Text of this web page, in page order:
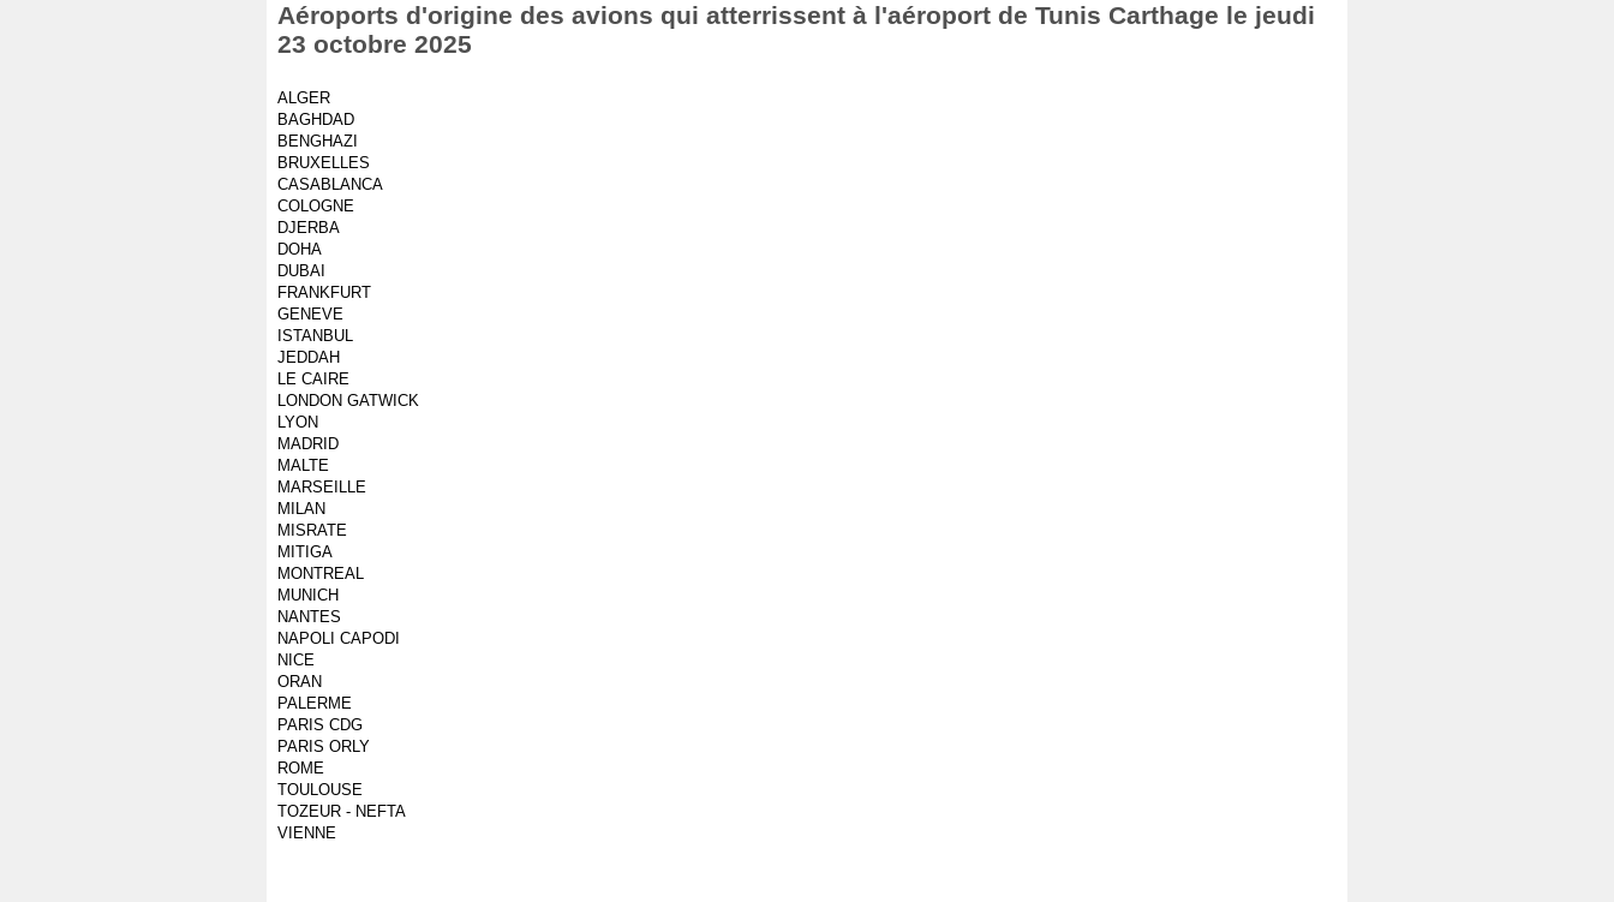
Aéroports d'origine des avions qui atterrissent à l'aéroport de Tunis Carthage le jeudi
23 octobre 2025
ALGER
BAGHDAD
BENGHAZI
BRUXELLES
CASABLANCA
COLOGNE
DJERBA
DOHA
DUBAI
FRANKFURT
GENEVE
ISTANBUL
JEDDAH
LE CAIRE
LONDON GATWICK
LYON
MADRID
MALTE
MARSEILLE
MILAN
MISRATE
MITIGA
MONTREAL
MUNICH
NANTES
NAPOLI CAPODI
NICE
ORAN
PALERME
PARIS CDG
PARIS ORLY
ROME
TOULOUSE
TOZEUR - NEFTA
VIENNE